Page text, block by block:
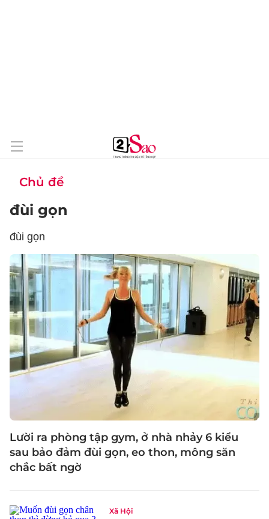
Chủ đề
đùi gọn
đùi gọn
Lười ra phòng tập gym, ở nhà nhảy 6 kiểu
sau bảo đảm đùi gọn, eo thon, mông săn
chắc bất ngờ
Xã Hội